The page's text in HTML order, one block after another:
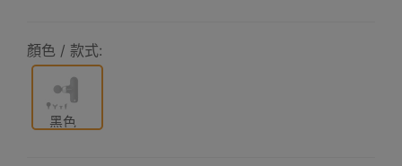
顏色 / 款式:
黑色